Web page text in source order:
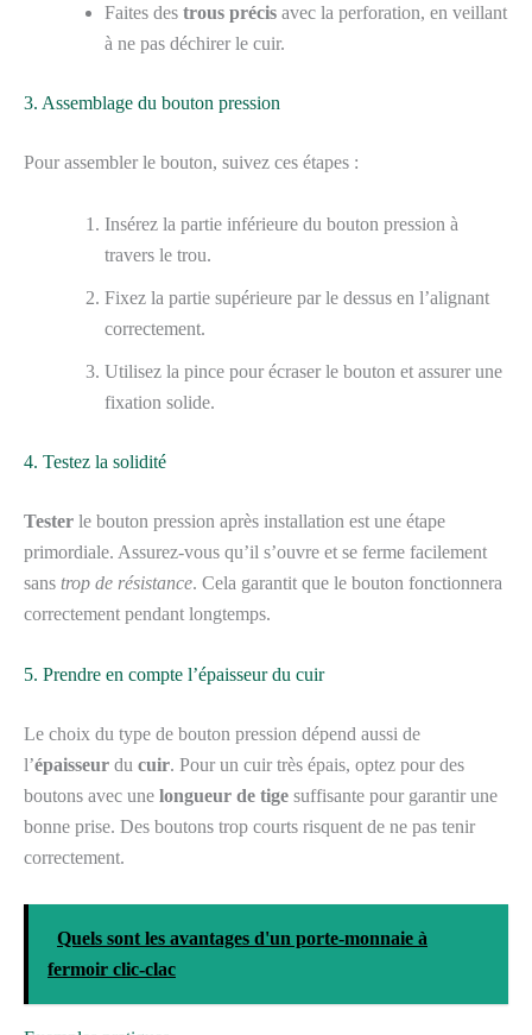
Faites des trous précis avec la perforation, en veillant
à ne pas déchirer le cuir.
3. Assemblage du bouton pression
Pour assembler le bouton, suivez ces étapes :
Insérez la partie inférieure du bouton pression à
travers le trou.
Fixez la partie supérieure par le dessus en l’alignant
correctement.
Utilisez la pince pour écraser le bouton et assurer une
fixation solide.
4. Testez la solidité
Tester le bouton pression après installation est une étape
primordiale. Assurez-vous qu’il s’ouvre et se ferme facilement
sans trop de résistance. Cela garantit que le bouton fonctionnera
correctement pendant longtemps.
5. Prendre en compte l’épaisseur du cuir
Le choix du type de bouton pression dépend aussi de
l’épaisseur du cuir. Pour un cuir très épais, optez pour des
boutons avec une longueur de tige suffisante pour garantir une
bonne prise. Des boutons trop courts risquent de ne pas tenir
correctement.
Quels sont les avantages d'un porte-monnaie à
fermoir clic-clac